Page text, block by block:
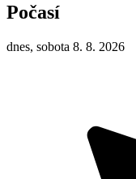
Počasí
dnes, sobota 8. 8. 2026